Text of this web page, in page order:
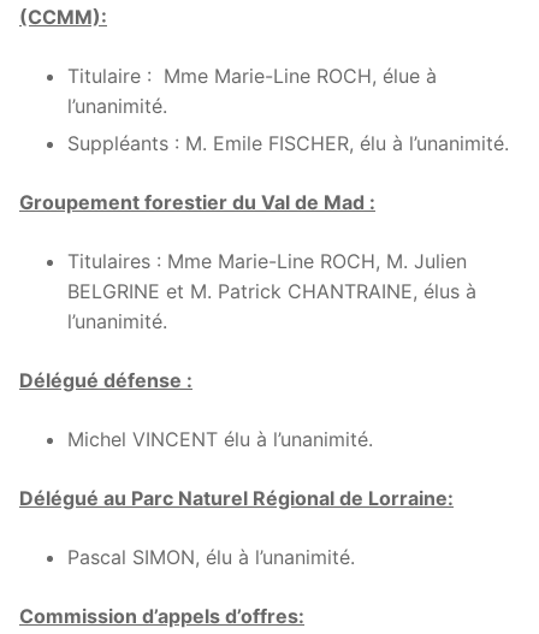
(CCMM):
Titulaire : Mme Marie-Line ROCH, élue à
l’unanimité.
Suppléants : M. Emile FISCHER, élu à l’unanimité.
Groupement forestier du Val de Mad :
Titulaires : Mme Marie-Line ROCH, M. Julien
BELGRINE et M. Patrick CHANTRAINE, élus à
l’unanimité.
Délégué défense :
Michel VINCENT élu à l’unanimité.
Délégué au Parc Naturel Régional de Lorraine:
Pascal SIMON, élu à l’unanimité.
Commission d’appels d’offres: